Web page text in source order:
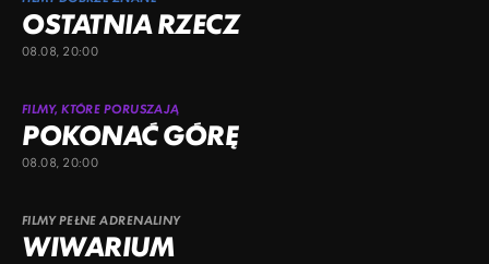
OSTATNIA RZECZ
08.08, 20:00
FILMY, KTÓRE PORUSZAJĄ
POKONAĆ GÓRĘ
08.08, 20:00
FILMY PEŁNE ADRENALINY
WIWARIUM